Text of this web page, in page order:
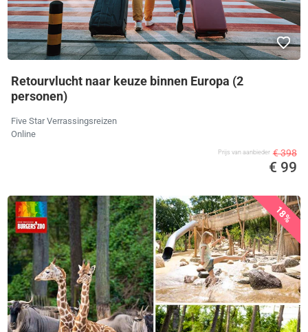
Retourvlucht naar keuze binnen Europa (2
personen)
Five Star Verrassingsreizen
Online
Prijs van aanbieder € 398
€ 99
18%